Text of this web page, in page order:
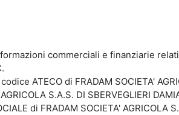
commerciali e finanziarie
ATECO di FRADAM SOCIETA'
S.A.S. DI SBERVEGLIERI
di FRADAM SOCIETA' AGRICOLA